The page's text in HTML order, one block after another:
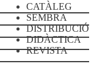
CATÀLEG
SEMBRA
DISTRIBUCIÓ
DIDÀCTICA
REVISTA